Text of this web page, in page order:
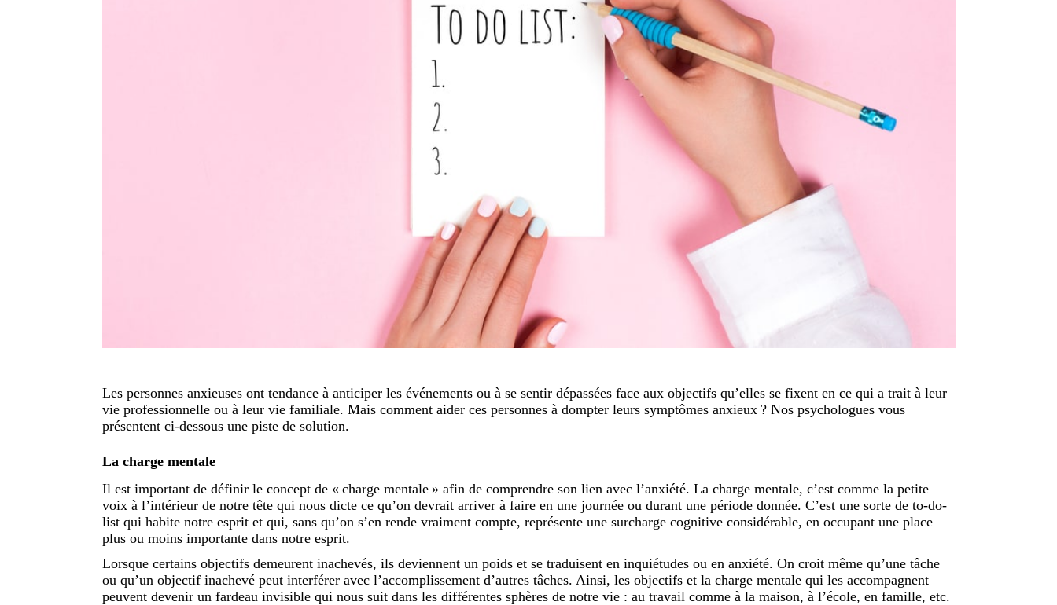
Les personnes anxieuses ont tendance à anticiper les événements ou à se sentir dépassées face aux objectifs qu’elles se fixent en ce qui a trait à leur
vie professionnelle ou à leur vie familiale. Mais comment aider ces personnes à dompter leurs symptômes anxieux ? Nos psychologues vous
présentent ci-dessous une piste de solution.
La charge mentale
Il est important de définir le concept de « charge mentale » afin de comprendre son lien avec l’anxiété. La charge mentale, c’est comme la petite
voix à l’intérieur de notre tête qui nous dicte ce qu’on devrait arriver à faire en une journée ou durant une période donnée. C’est une sorte de to-do-
list qui habite notre esprit et qui, sans qu’on s’en rende vraiment compte, représente une surcharge cognitive considérable, en occupant une place
plus ou moins importante dans notre esprit.
Lorsque certains objectifs demeurent inachevés, ils deviennent un poids et se traduisent en inquiétudes ou en anxiété. On croit même qu’une tâche
ou qu’un objectif inachevé peut interférer avec l’accomplissement d’autres tâches. Ainsi, les objectifs et la charge mentale qui les accompagnent
peuvent devenir un fardeau invisible qui nous suit dans les différentes sphères de notre vie : au travail comme à la maison, à l’école, en famille, etc.